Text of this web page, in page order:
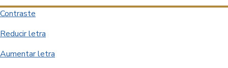
Contraste
Reducir letra
Aumentar letra